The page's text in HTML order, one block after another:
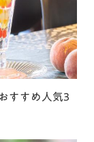
すすめ人気3